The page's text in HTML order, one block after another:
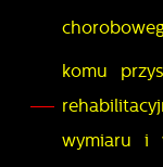
komu
wymiaru i
pośredników